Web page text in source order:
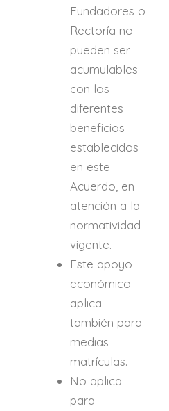
Fundadores o
Rectoría no
pueden ser
acumulables
con los
diferentes
beneficios
establecidos
en este
Acuerdo, en
atención a la
normatividad
vigente.
Este apoyo
económico
aplica
también para
medias
matrículas.
No aplica
para